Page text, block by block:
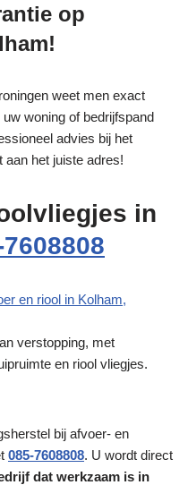
op
weet men exact
woning of bedrijfspand
advies bij het
aan het juiste adres!
in
verstopping, met
en riool vliegjes.
bij afvoer- en
085-7608808. U wordt direct
dat werkzaam is in